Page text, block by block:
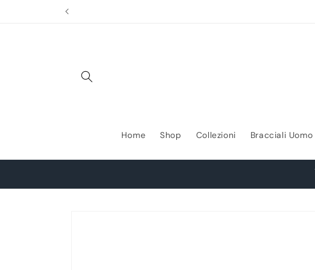
direttamente
Home Shop Collezioni Bracciali Uomo